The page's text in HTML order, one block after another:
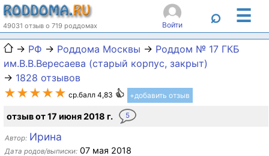
49031 отзыв о 719 роддомах Войти ⌕ ☰
→ РФ → Роддома Москвы → Роддом № 17 ГКБ
им.В.В.Вересаева (старый корпус, закрыт)
→ 1828 отзывов
★★★★★ ср.балл 4,83 +добавить отзыв
отзыв от 17 июня 2018 г. 5
Автор: Ирина
Дата родов/выписки: 07 мая 2018